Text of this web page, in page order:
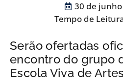
30 de
Serão ofertadas
encontro do grupo
Escola Viva de Artes